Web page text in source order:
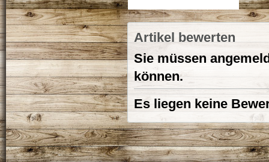
Artikel bewerten
Sie müssen
können.
Es liegen keine